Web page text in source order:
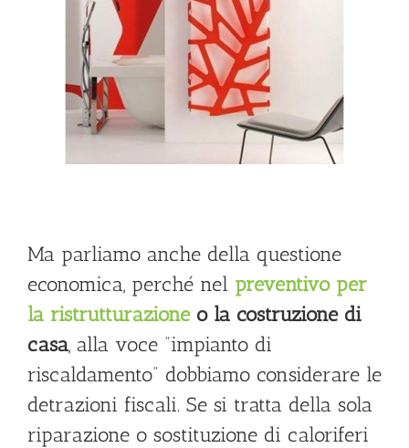
Ma parliamo anche della questione
economica, perché nel preventivo per
la ristrutturazioneo la costruzione di
casa, alla voce “impianto di
riscaldamento” dobbiamo considerare le
detrazioni fiscali. Se si tratta della sola
riparazione o sostituzione di caloriferi